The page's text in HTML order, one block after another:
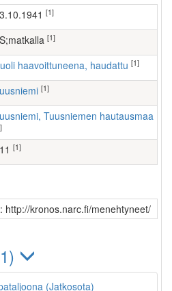
13.10.1941 [1]
KS;matkalla [1]
Kuoli haavoittuneena, haudattu [1]
Tuusniemi [1]
Tuusniemi, Tuusniemen hautausmaa
111 [1]
http://kronos.narc.fi/menehtyneet/
(Jatkosota)